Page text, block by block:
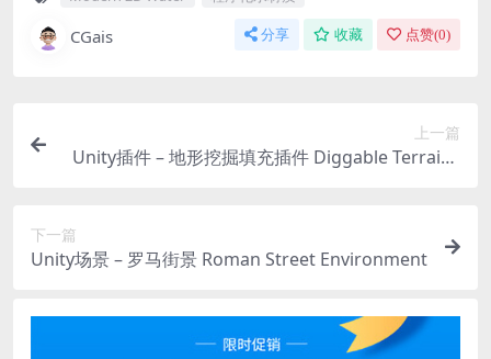
CGais 分享 收藏 点赞(0)
上一篇
Unity插件 – 地形挖掘填充插件 Diggable Terrains
下一篇
Unity场景 – 罗马街景 Roman Street Environment